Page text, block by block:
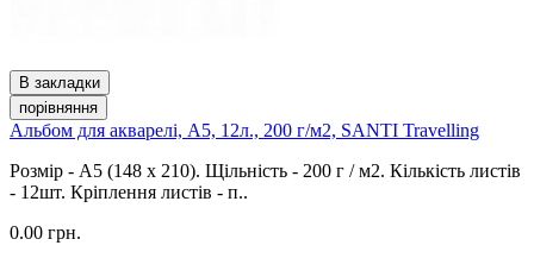
В закладки
порівняння
Альбом для акварелі, A5, 12л., 200 г/м2, SANTI Travelling
Розмір - А5 (148 x 210). Щільність - 200 г / м2. Кількість листів
- 12шт. Кріплення листів - п..
0.00 грн.